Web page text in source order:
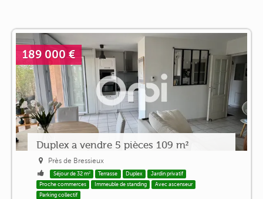
189 000 €
Duplex a vendre 5 pièces 109 m²
Près de Bressieux
Séjour de 32 m² Terrasse Duplex
Jardin privatif
Proche commerces
Immeuble de standing
Avec ascenseur
Parking collectif